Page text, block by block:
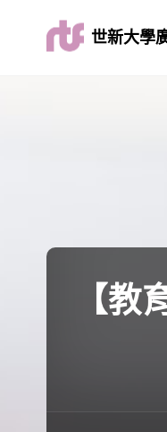
世新大學
【